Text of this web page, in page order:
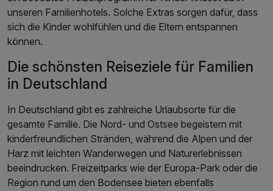
unseren Familienhotels. Solche Extras sorgen dafür, dass
sich die Kinder wohlfühlen und die Eltern entspannen
können.
Die schönsten Reiseziele für Familien
in Deutschland
In Deutschland gibt es zahlreiche Urlaubsorte für die
gesamte Familie. Die Nord- und Ostsee begeistern mit
kinderfreundlichen Stränden, während die Alpen und der
Harz mit leichten Wanderwegen und Naturerlebnissen
beeindrucken. Freizeitparks wie der Europa-Park oder die
Region rund um den Bodensee bieten ebenfalls